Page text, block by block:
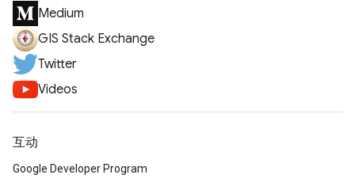
Medium
GIS Stack Exchange
Twitter
Videos
互动
Google Developer Program